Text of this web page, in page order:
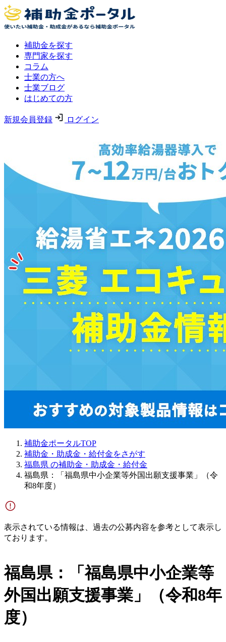
補助金を探す
専門家を探す
コラム
士業の方へ
士業ブログ
はじめての方
新規会員登録 ログイン
補助金ポータルTOP
補助金・助成金・給付金をさがす
福島県 の補助金・助成金・給付金
福島県：「福島県中小企業等外国出願支援事業」（令
和8年度）
表示されている情報は、過去の公募内容を参考として表示し
ております。
福島県：「福島県中小企業等
外国出願支援事業」（令和8年
度）